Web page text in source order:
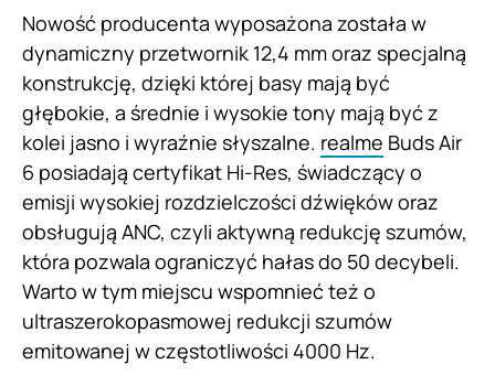
Nowość producenta wyposażona została w
dynamiczny przetwornik 12,4 mm oraz specjalną
konstrukcję, dzięki której basy mają być
głębokie, a średnie i wysokie tony mają być z
kolei jasno i wyraźnie słyszalne. realme Buds Air
6 posiadają certyfikat Hi-Res, świadczący o
emisji wysokiej rozdzielczości dźwięków oraz
obsługują ANC, czyli aktywną redukcję szumów,
która pozwala ograniczyć hałas do 50 decybeli.
Warto w tym miejscu wspomnieć też o
ultraszerokopasmowej redukcji szumów
emitowanej w częstotliwości 4000 Hz.